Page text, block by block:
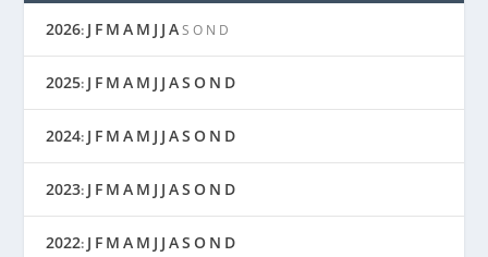
2026: J F M A M J J A S O N D
2025: J F M A M J J AS O N D
2024: J F M A M J J AS O N D
2023: J F M A M J J AS O N D
2022: J F M A M J J AS O N D